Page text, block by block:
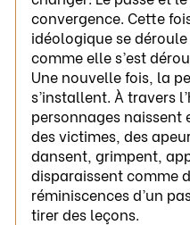
convergence. Cette
idéologique se
comme elle s’est
Une nouvelle fois, la
s’installent. À travers
personnages naissent
des victimes, des
dansent, grimpent,
disparaissent comme
réminiscences d’un
tirer des leçons.